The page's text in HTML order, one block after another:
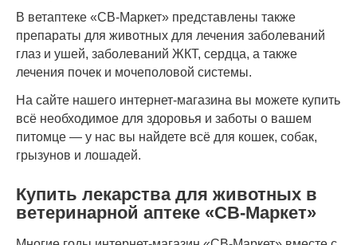
В ветаптеке «СВ-Маркет» представлены также
препараты для животных для лечения заболеваний
глаз и ушей, заболеваний ЖКТ, сердца, а также
лечения почек и мочеполовой системы.
На сайте нашего интернет-магазина вы можете купить
всё необходимое для здоровья и заботы о вашем
питомце — у нас вы найдете всё для кошек, собак,
грызунов и лошадей.
Купить лекарства для животных в
ветеринарной аптеке «СВ-Маркет»